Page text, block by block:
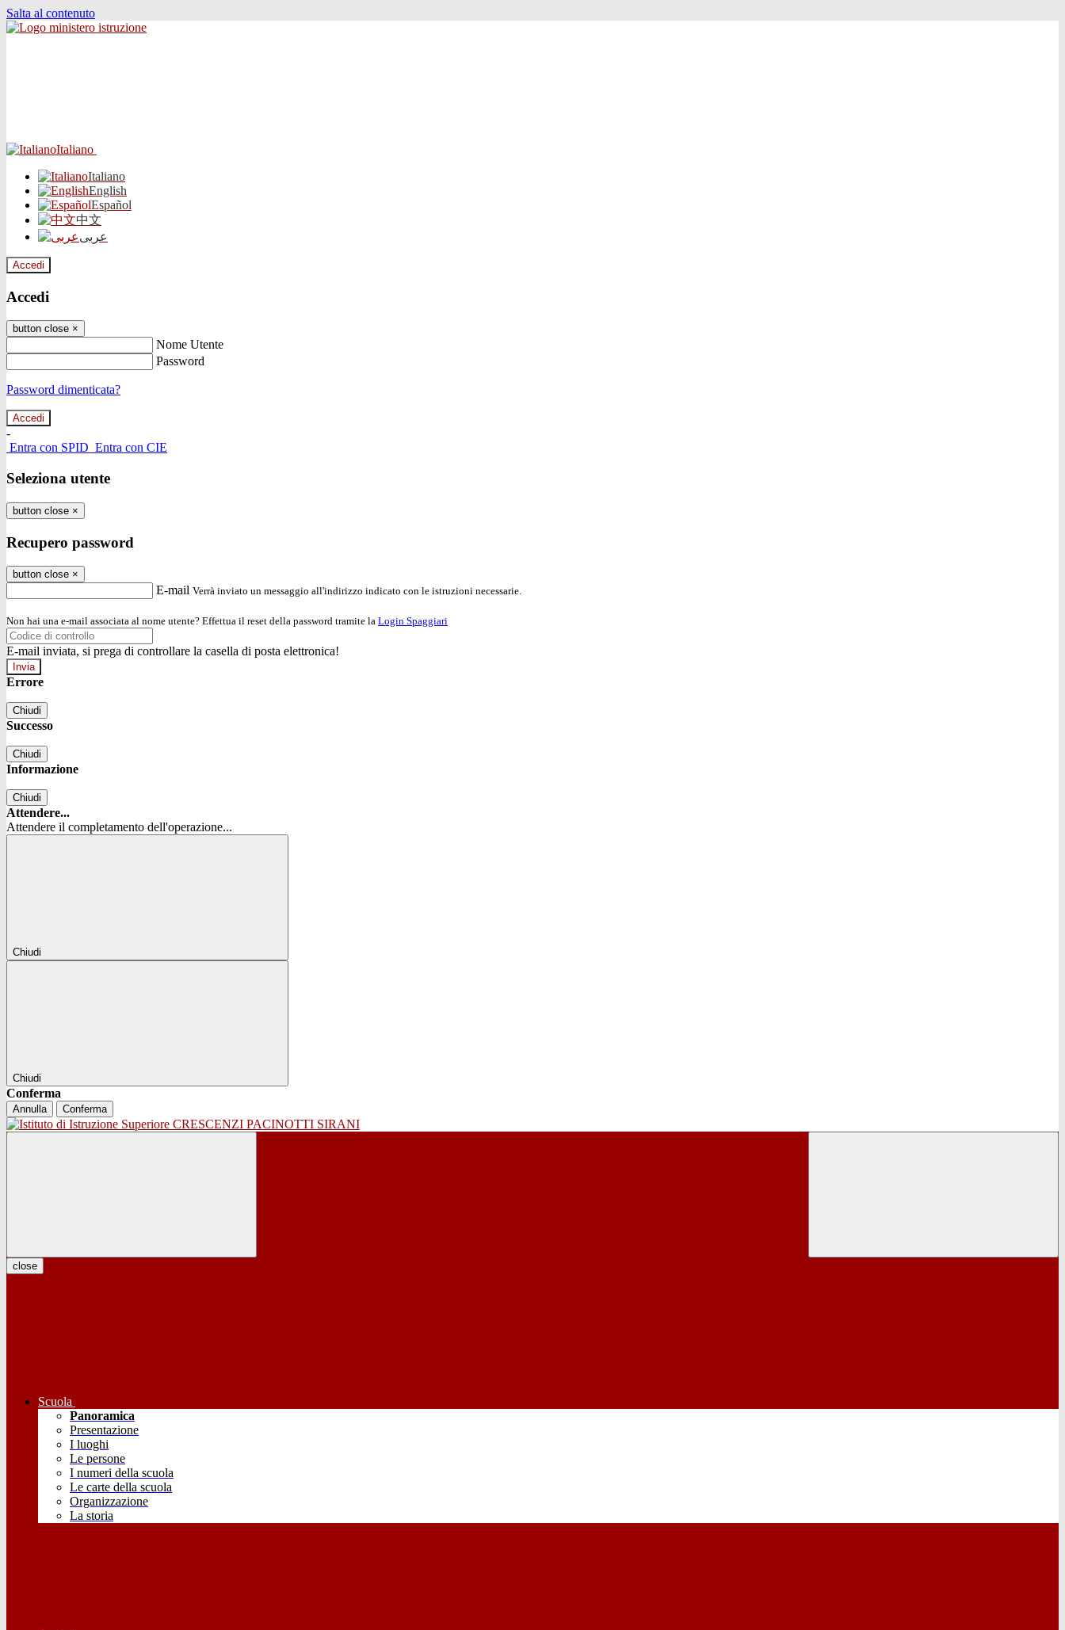
Salta al contenuto
Italiano
Italiano
English
Español
中文
عربى
Accedi
Accedi
button close ×
Nome Utente
Password
Password dimenticata?
-
Entra con SPID Entra con CIE
Seleziona utente
button close ×
Recupero password
button close ×
E-mail Verrà inviato un messaggio all'indirizzo indicato con le istruzioni necessarie.
Non hai una e-mail associata al nome utente? Effettua il reset della password tramite la Login Spaggiari
E-mail inviata, si prega di controllare la casella di posta elettronica!
Errore
Chiudi
Successo
Chiudi
Informazione
Chiudi
Attendere...
Attendere il completamento dell'operazione...
Chiudi
Chiudi
Conferma
Annulla Conferma
close
Scuola
Panoramica
Presentazione
I luoghi
Le persone
I numeri della scuola
Le carte della scuola
Organizzazione
La storia